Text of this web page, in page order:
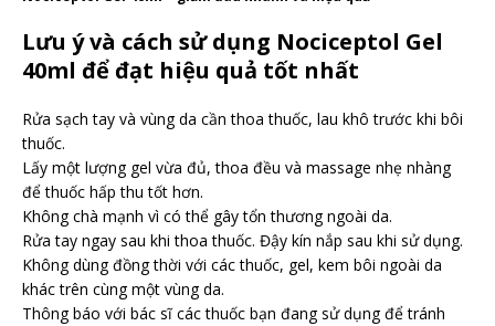
Lưu ý và cách sử dụng Nociceptol Gel
40ml để đạt hiệu quả tốt nhất
Rửa sạch tay và vùng da cần thoa thuốc, lau khô trước khi bôi
thuốc.
Lấy một lượng gel vừa đủ, thoa đều và massage nhẹ nhàng
để thuốc hấp thu tốt hơn.
Không chà mạnh vì có thể gây tổn thương ngoài da.
Rửa tay ngay sau khi thoa thuốc. Đậy kín nắp sau khi sử dụng.
Không dùng đồng thời với các thuốc, gel, kem bôi ngoài da
khác trên cùng một vùng da.
Thông báo với bác sĩ các thuốc bạn đang sử dụng để tránh